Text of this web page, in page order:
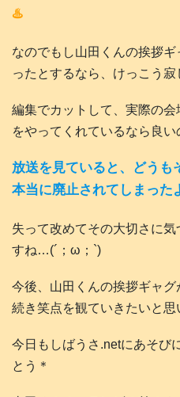
♨️
なのでもし山田くんの挨拶
ったとするなら、けっこう
編集でカットして、実際の
をやってくれているなら良い
放送を見ていると、どうも
本当に廃止されてしまっ
失って改めてその大切さに
すね…(´；ω；`)
今後、山田くんの挨拶ギャ
続き笑点を観ていきたいと思
今日もしばうさ.netにあそび
とう＊